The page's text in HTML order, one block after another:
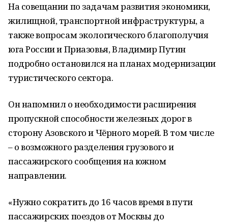
На совещании по задачам развития экономики,
жилищной, транспортной инфраструктуры, а
также вопросам экологического благополучия
юга России и Приазовья, Владимир Путин
подробно остановился на планах модернизации
туристического сектора.
Он напомнил о необходимости расширения
пропускной способности железных дорог в
сторону Азовского и Чёрного морей. В том числе
– о возможного разделения грузового и
пассажирского сообщения на южном
направлении.
«Нужно сократить до 16 часов время в пути
пассажирских поездов от Москвы до